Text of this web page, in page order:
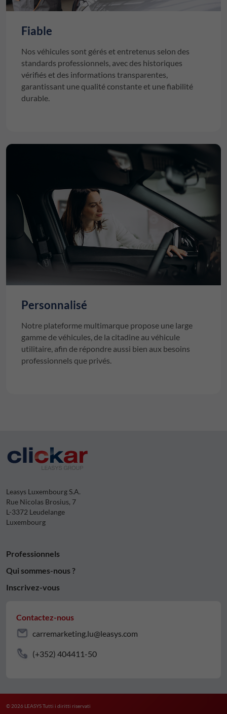
Fiable
Nos véhicules sont gérés et entretenus selon des
standards professionnels, avec des historiques
vérifiés et des informations transparentes,
garantissant une qualité constante et une fiabilité
durable.
Personnalisé
Notre plateforme multimarque propose une large
gamme de véhicules, de la citadine au véhicule
utilitaire, afin de répondre aussi bien aux besoins
professionnels que privés.
Leasys Luxembourg S.A.
Rue Nicolas Brosius, 7
L-3372 Leudelange
Luxembourg
Professionnels
Qui sommes-nous ?
Inscrivez-vous
Contactez-nous
carremarketing.lu@leasys.com
(+352) 404411-50
© 2026 LEASYS Tutti i diritti riservati